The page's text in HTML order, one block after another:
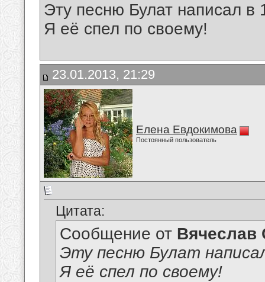
Эту песню Булат написал в
Я её спел по своему!
23.01.2013, 21:29
Елена Евдокимова
Постоянный пользователь
Цитата:
Сообщение от Вячеслав
Эту песню Булат
Я её спел по своему!